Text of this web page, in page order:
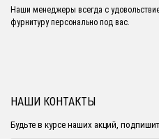
Наши менеджеры всегда с
фурнитуру персонально под вас.
НАШИ КОНТАКТЫ
Будьте в курсе наших акций,